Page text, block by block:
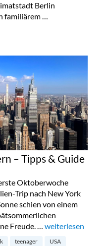
Berlin
familiärem …
24. bis 26.Oktober 2023“
– Tipps & Guide
Oktoberwoche
Trip nach New York
schien von einem
Freude. … „New York mit
weiterlesen
teenager USA